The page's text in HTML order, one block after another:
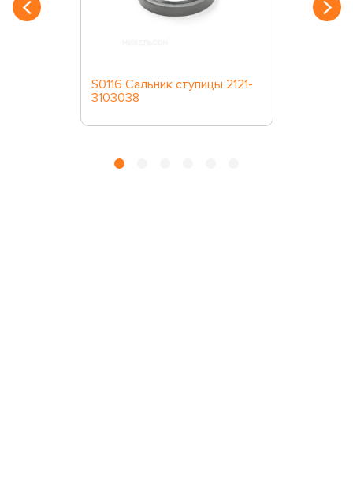
S0116 Сальник ступицы 2121-
3103038